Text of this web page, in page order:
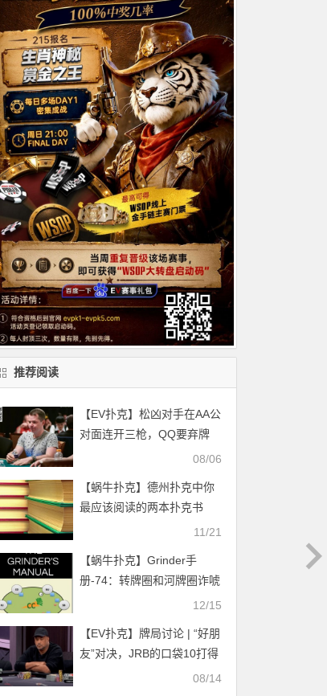
推荐阅读
【EV扑克】松凶对手在AA公
对面连开三枪，QQ要弃牌
08/06
【蜗牛扑克】德州扑克中你
最应该阅读的两本扑克书
11/21
【蜗牛扑克】Grinder手
册-74：转牌圈和河牌圈诈唬
12/15
【EV扑克】牌局讨论 | “好朋
友”对决，JRB的口袋10打得
08/14